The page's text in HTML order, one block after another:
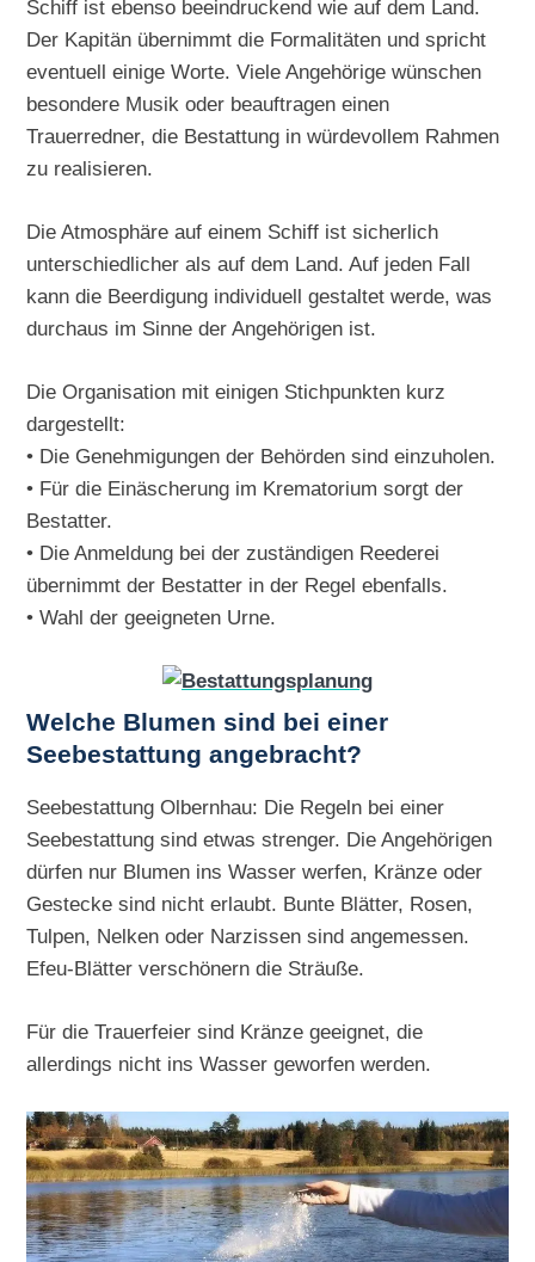
Schiff ist ebenso beeindruckend wie auf dem Land.
Der Kapitän übernimmt die Formalitäten und spricht
eventuell einige Worte. Viele Angehörige wünschen
besondere Musik oder beauftragen einen
Trauerredner, die Bestattung in würdevollem Rahmen
zu realisieren.
Die Atmosphäre auf einem Schiff ist sicherlich
unterschiedlicher als auf dem Land. Auf jeden Fall
kann die Beerdigung individuell gestaltet werde, was
durchaus im Sinne der Angehörigen ist.
Die Organisation mit einigen Stichpunkten kurz
dargestellt:
• Die Genehmigungen der Behörden sind einzuholen.
• Für die Einäscherung im Krematorium sorgt der
Bestatter.
• Die Anmeldung bei der zuständigen Reederei
übernimmt der Bestatter in der Regel ebenfalls.
• Wahl der geeigneten Urne.
Welche Blumen sind bei einer
Seebestattung angebracht?
Seebestattung Olbernhau: Die Regeln bei einer
Seebestattung sind etwas strenger. Die Angehörigen
dürfen nur Blumen ins Wasser werfen, Kränze oder
Gestecke sind nicht erlaubt. Bunte Blätter, Rosen,
Tulpen, Nelken oder Narzissen sind angemessen.
Efeu-Blätter verschönern die Sträuße.
Für die Trauerfeier sind Kränze geeignet, die
allerdings nicht ins Wasser geworfen werden.